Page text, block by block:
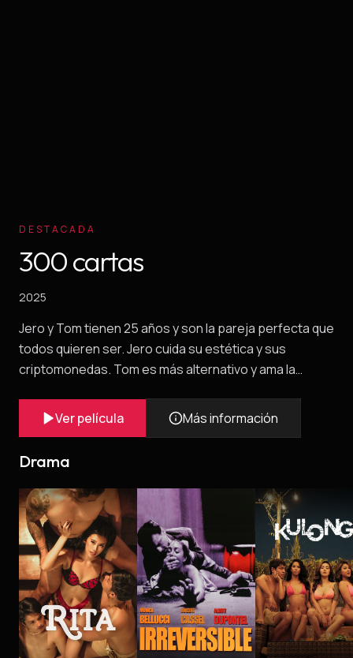
DESTACADA
300 cartas
2025
Jero y Tom tienen 25 años y son la pareja perfecta que
todos quieren ser. Jero cuida su estética y sus
criptomonedas. Tom es más alternativo y ama la
Tom abandona a Jero y, como única explicación, deja
una caja con 300 cartas. Jero, al leerlas, descubre un
hunde bajo el título del “Proyecto Jero”. Pero todo dolor
tiene fin y la esperanza de un nuevo amor podría ser la
cura al sufrimiento. (FIRE!!)
Ver película Más información
Drama